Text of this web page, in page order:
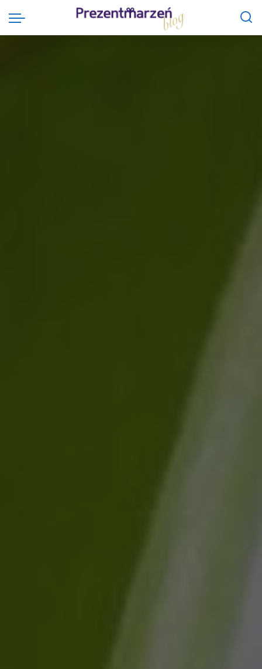
Prezentmarzeń Blog>Atrakcje dla dzieci> TOP 10 pomysłów na prezent komunijny zamiast pieniędzy, kwiatów i bombonierki. Co podarować dziecku na komunię, by naprawdę je ucieszyć?